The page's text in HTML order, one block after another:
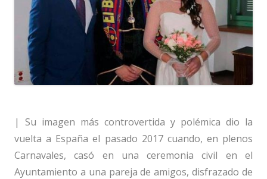
| Su imagen más controvertida y polémica dio la
vuelta a España el pasado 2017 cuando, en plenos
Carnavales, casó en una ceremonia civil en el
Ayuntamiento a una pareja de amigos, disfrazado de